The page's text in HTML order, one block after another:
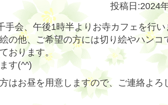
投稿日:2024
会、午後1時半よりお寺カフェを行い
の他、ご希望の方には切り絵やハンコ
おります。
す(^^)
はお昼を用意しますので、ご連絡よろ